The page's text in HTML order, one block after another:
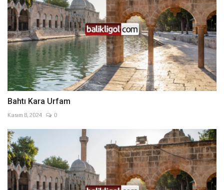
Bahtı Kara Urfam
Kasım 8, 2024 0